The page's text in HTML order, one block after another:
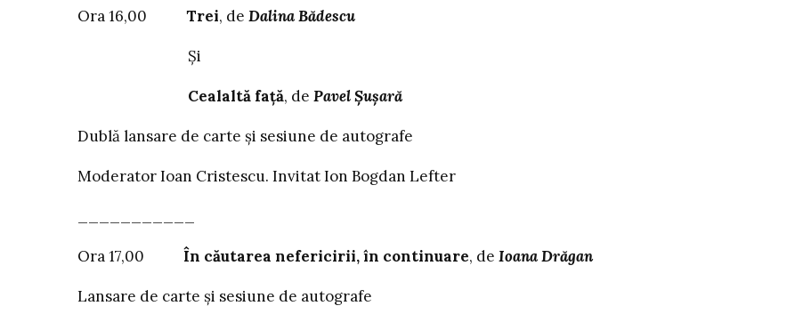
Ora 16,00 Trei, de Dalina Bădescu
Și
Cealaltă față, de Pavel Șușară
Dublă lansare de carte și sesiune de autografe
Moderator Ioan Cristescu. Invitat Ion Bogdan Lefter
Ora 17,00 În căutarea nefericirii, în continuare, de Ioana Drăgan
Lansare de carte și sesiune de autografe